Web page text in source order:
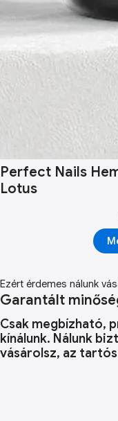
Perfect Nails
Lotus
Ezért érdemes nálunk
Garantált
Csak megbízható,
kínálunk. Nálunk
vásárolsz, az